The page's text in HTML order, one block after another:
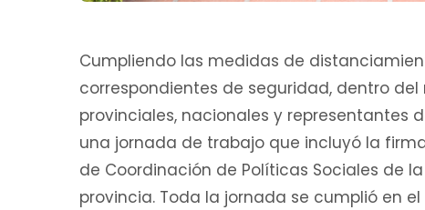
Cumpliendo las medidas de
correspondientes de seguridad, dentro
provinciales, nacionales y representantes
una jornada de trabajo que incluyó la
de Coordinación de Políticas Sociales de
provincia. Toda la jornada se cumplió en